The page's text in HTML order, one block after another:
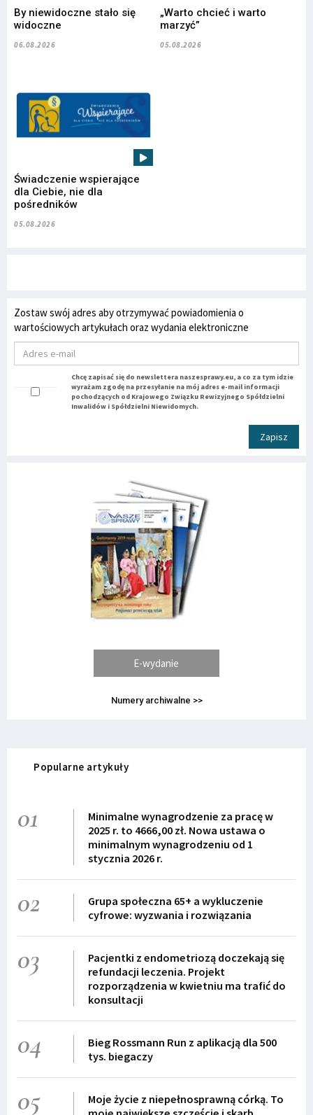
By niewidoczne stało się
widoczne
06.08.2026
„Warto chcieć i warto
marzyć”
05.08.2026
Świadczenie wspierające
dla Ciebie, nie dla
pośredników
05.08.2026
Zostaw swój adres aby otrzymywać powiadomienia o
wartościowych artykułach oraz wydania elektroniczne
Chcę zapisać się do newslettera naszesprawy.eu, a co za tym idzie
wyrażam zgodę na przesyłanie na mój adres e-mail informacji
pochodzących od Krajowego Związku Rewizyjnego Spółdzielni
Inwalidów i Spółdzielni Niewidomych.
Zapisz
E-wydanie
Numery archiwalne >>
Popularne artykuły
01
Minimalne wynagrodzenie za pracę w
2025 r. to 4666,00 zł. Nowa ustawa o
minimalnym wynagrodzeniu od 1
stycznia 2026 r.
02
Grupa społeczna 65+ a wykluczenie
cyfrowe: wyzwania i rozwiązania
03
Pacjentki z endometriozą doczekają się
refundacji leczenia. Projekt
rozporządzenia w kwietniu ma trafić do
konsultacji
04
Bieg Rossmann Run z aplikacją dla 500
tys. biegaczy
05
Moje życie z niepełnosprawną córką. To